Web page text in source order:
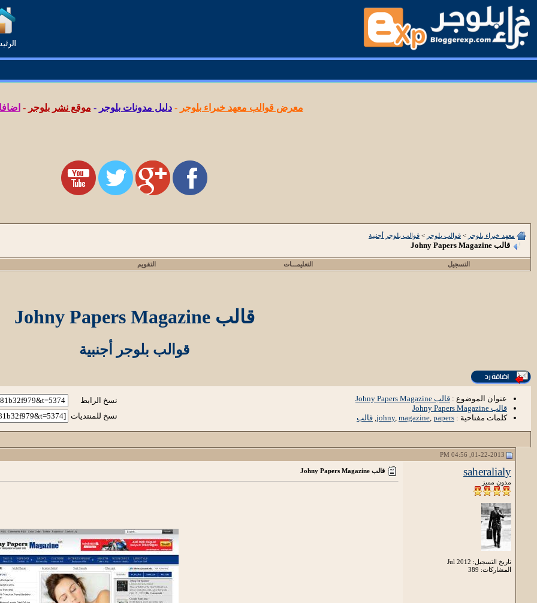
معرض قوالب معهد خبراء بلوجر -دليل مدونات بلوجر - موقع نشر بلوجر -
معهد خبراء بلوجر > قوالب بلوجر > قوالب بلوجر أجنبية
قالب Johny Papers Magazine
التسجيل التعليمـــات التقويم
قالب Johny Papers Magazine
قوالب بلوجر أجنبية
عنوان الموضوع : قالب Johny Papers Magazine
قالب Johny Papers Magazine
كلمات مفتاحية :
johny, magazine, papers
, قالب
نسخ الرابط
نسخ للمنتديات
saheralialy
مدون مميز
تاريخ التسجيل: Jul 2012
المشاركات: 389
قالب Johny Papers Magazine